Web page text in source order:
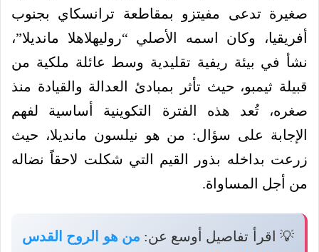
صغيرة تدعى مفيتزو بمقاطعة ترانسكاي بجنوب
أفريقيا، وكان اسمه الأصلي “روليهلاهلا مانديلا”،
نشأ في بيئة ريفية تقليدية وسط عائلة ملكية من
قبيلة ثيمبو، حيث تأثر بمبادئ العدالة والقيادة منذ
صغره، تُعد هذه الفترة التكوينية أساسية لفهم
الإجابة على سؤال: من هو نيلسون مانديلا، حيث
زرعت بداخله بذور القيم التي شكلت لاحقاً نضاله
من أجل المساواة.
💡 اقرأ تفاصيل أوسع عن: من هو الروح القدس